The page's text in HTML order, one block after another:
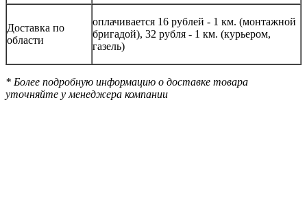
Доставка по
области
оплачивается 16 рублей - 1 км. (монтажной
бригадой), 32 рубля - 1 км. (курьером,
газель)
* Более подробную информацию о доставке товара
уточняйте у менеджера компании